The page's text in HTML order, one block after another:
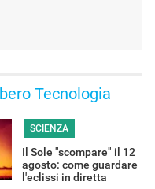
Tecnologia
SCIENZA
Il Sole "scompare" il 12
agosto: come guardare
l'eclissi in diretta